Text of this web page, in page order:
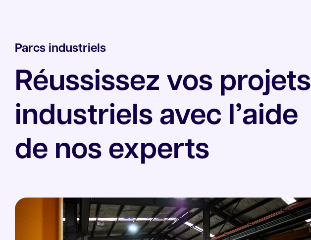
Parcs industriels
Réussissez vos projets
industriels avec l’aide
de nos experts